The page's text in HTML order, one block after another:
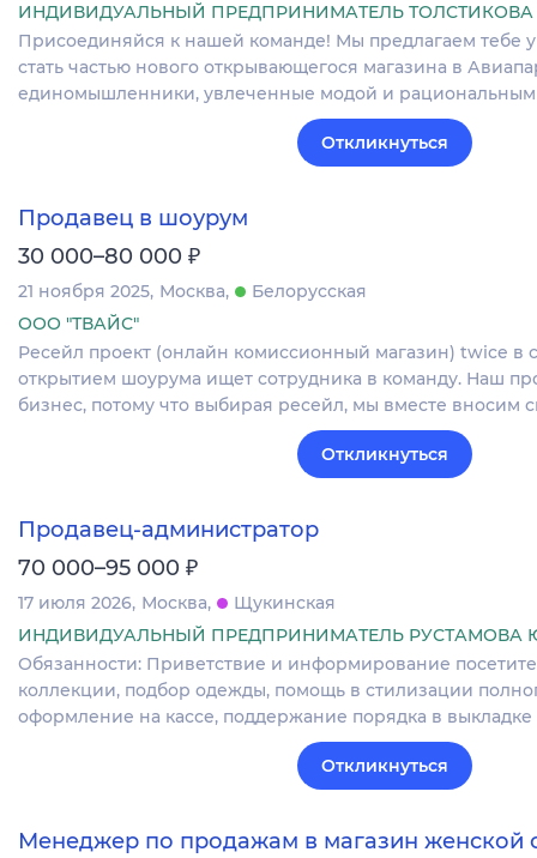
ИНДИВИДУАЛЬНЫЙ ПРЕДПРИНИМАТЕЛЬ
Присоединяйся к нашей команде! Мы предлагаем тебе
стать частью нового открывающегося магазина в
единомышленники, увлеченные модой и
Откликнуться
Продавец в шоурум
30 000–80 000 ₽
21 ноября 2025 Москва
Белорусская
ООО "ТВАЙС"
Ресейл проект (онлайн комиссионный магазин) twice в
открытием шоурума ищет сотрудника в команду. Наш
бизнес, потому что выбирая ресейл, мы вместе вносим
Откликнуться
Продавец-администратор
70 000–95 000 ₽
17 июля 2026 Москва
Щукинская
ИНДИВИДУАЛЬНЫЙ ПРЕДПРИНИМАТЕЛЬ РУСТАМОВА
Обязанности: Приветствие и информирование
коллекции, подбор одежды, помощь в стилизации
оформление на кассе, поддержание порядка в
Откликнуться
Менеджер по продажам в магазин женской